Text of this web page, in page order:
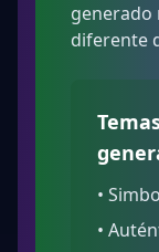
generado
diferente
•
•